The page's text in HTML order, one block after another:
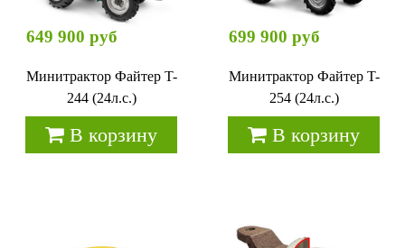
649 900 руб
Минитрактор Файтер T-
244 (24л.с.)
В корзину
699 900 руб
Минитрактор Файтер T-
254 (24л.с.)
В корзину